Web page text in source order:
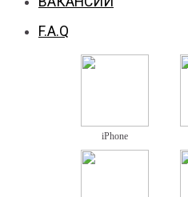
F.A.Q
iPhone